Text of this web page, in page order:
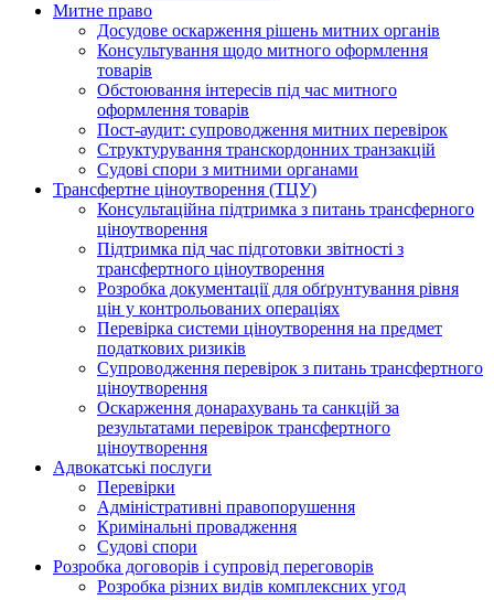
Митне право
Досудове оскарження рішень митних органів
Консультування щодо митного оформлення
товарів
Обстоювання інтересів під час митного
оформлення товарів
Пост-аудит: супроводження митних перевірок
Структурування транскордонних транзакцій
Судові спори з митними органами
Трансфертне ціноутворення (ТЦУ)
Консультаційна підтримка з питань трансферного
ціноутворення
Підтримка під час підготовки звітності з
трансфертного ціноутворення
Розробка документації для обґрунтування рівня
цін у контрольованих операціях
Перевірка системи ціноутворення на предмет
податкових ризиків
Супроводження перевірок з питань трансфертного
ціноутворення
Оскарження донарахувань та санкцій за
результатами перевірок трансфертного
ціноутворення
Адвокатські послуги
Перевірки
Адміністративні правопорушення
Кримінальні провадження
Судові спори
Розробка договорів і супровід переговорів
Розробка різних видів комплексних угод